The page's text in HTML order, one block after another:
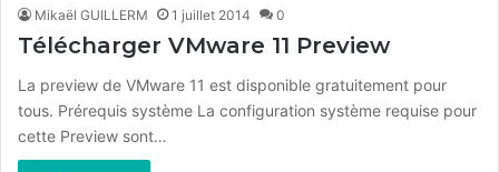
Mikaël GUILLERM 1 juillet 2014 0
Télécharger VMware 11 Preview
La preview de VMware 11 est disponible gratuitement pour
tous. Prérequis système La configuration système requise pour
cette Preview sont…